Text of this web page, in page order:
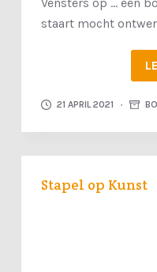
staart mocht
21 APRIL 2021
Stapel op Kunst